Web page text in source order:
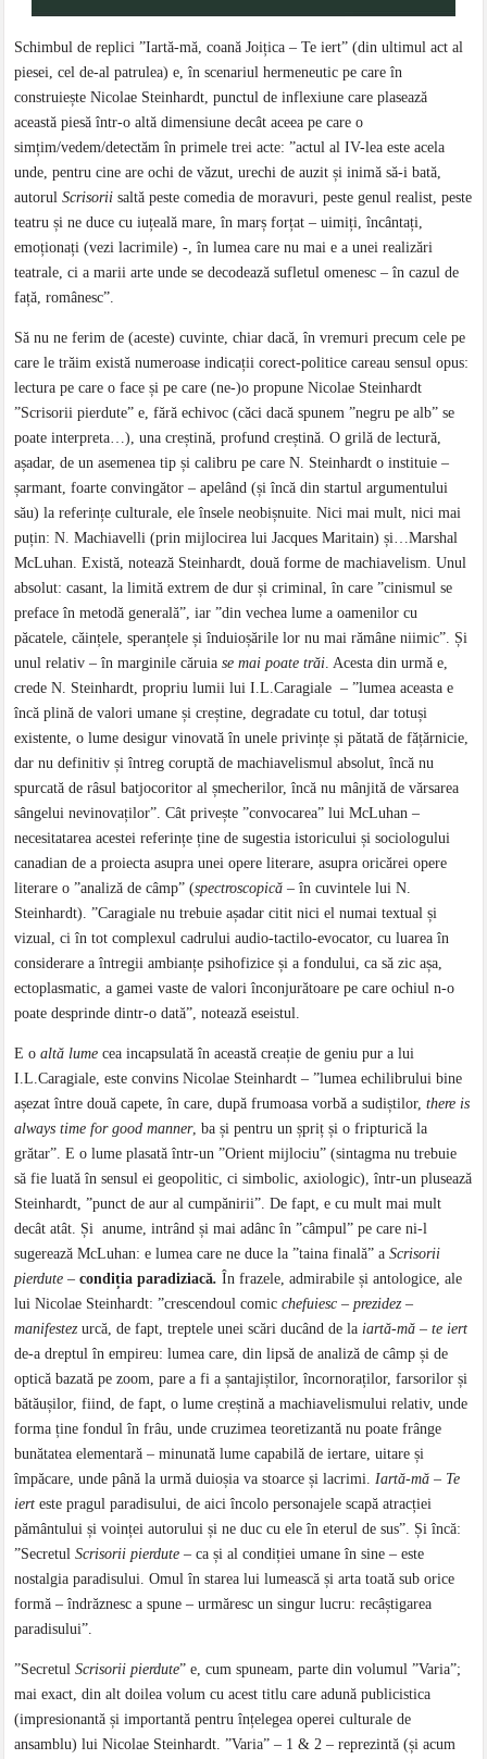
Schimbul de replici ”Iartă-mă, coană Joițica – Te iert” (din ultimul act al
piesei, cel de-al patrulea) e, în scenariul hermeneutic pe care în
construiește Nicolae Steinhardt, punctul de inflexiune care plasează
această piesă într-o altă dimensiune decât aceea pe care o
simțim/vedem/detectăm în primele trei acte: ”actul al IV-lea este acela
unde, pentru cine are ochi de văzut, urechi de auzit și inimă să-i bată,
autorulScrisoriisaltă peste comedia de moravuri, peste genul realist, peste
teatru și ne duce cu iuțeală mare, în marș forțat – uimiți, încântați,
emoționați (vezi lacrimile) -, în lumea care nu mai e a unei realizări
teatrale, ci a marii arte unde se decodează sufletul omenesc – în cazul de
față, românesc”.
Să nu ne ferim de (aceste) cuvinte, chiar dacă, în vremuri precum cele pe
care le trăim există numeroase indicații corect-politice careau sensul opus:
lectura pe care o face și pe care (ne-)o propune Nicolae Steinhardt
”Scrisorii pierdute” e, fără echivoc (căci dacă spunem ”negru pe alb” se
poate interpreta…), una creștină, profund creștină. O grilă de lectură,
așadar, de un asemenea tip și calibru pe care N. Steinhardt o instituie –
șarmant, foarte convingător – apelând (și încă din startul argumentului
său) la referințe culturale, ele însele neobișnuite. Nici mai mult, nici mai
puțin: N. Machiavelli (prin mijlocirea lui Jacques Maritain) și…Marshal
McLuhan. Există, notează Steinhardt, două forme de machiavelism. Unul
absolut: casant, la limită extrem de dur și criminal, în care ”cinismul se
preface în metodă generală”, iar ”din vechea lume a oamenilor cu
păcatele, căințele, speranțele și înduioșările lor nu mai rămâne niimic”. Și
unul relativ – în marginile căruiase mai poate trăi . Acesta din urmă e,
crede N. Steinhardt, propriu lumii lui I.L.Caragiale – ”lumea aceasta e
încă plină de valori umane și creștine, degradate cu totul, dar totuși
existente, o lume desigur vinovată în unele privințe și pătată de fățărnicie,
dar nu definitiv și întreg coruptă de machiavelismul absolut, încă nu
spurcată de râsul batjocoritor al șmecherilor, încă nu mânjită de vărsarea
sângelui nevinovaților”. Cât privește ”convocarea” lui McLuhan –
necesitatarea acestei referințe ține de sugestia istoricului și sociologului
canadian de a proiecta asupra unei opere literare, asupra oricărei opere
literare o ”analiză de câmp” (spectroscopică – în cuvintele lui N.
Steinhardt). ”Caragiale nu trebuie așadar citit nici el numai textual și
vizual, ci în tot complexul cadrului audio-tactilo-evocator, cu luarea în
considerare a întregii ambianțe psihofizice și a fondului, ca să zic așa,
ectoplasmatic, a gamei vaste de valori înconjurătoare pe care ochiul n-o
poate desprinde dintr-o dată”, notează eseistul.
E oaltă lume cea incapsulată în această creație de geniu pur a lui
I.L.Caragiale, este convins Nicolae Steinhardt – ”lumea echilibrului bine
așezat între două capete, în care, după frumoasa vorbă a sudiștilor,there is
always time for good manner, ba și pentru un șpriț și o fripturică la
grătar”. E o lume plasată într-un ”Orient mijlociu” (sintagma nu trebuie
să fie luată în sensul ei geopolitic, ci simbolic, axiologic), într-un plusează
Steinhardt, ”punct de aur al cumpănirii”. De fapt, e cu mult mai mult
decât atât. Și anume, intrând și mai adânc în ”câmpul” pe care ni-l
sugerează McLuhan: e lumea care ne duce la ”taina finală” aScrisorii
pierdute –condiția paradiziacă.În frazele, admirabile și antologice, ale
lui Nicolae Steinhardt: ”crescendoul comicchefuiesc – prezidez –
manifestezurcă, de fapt, treptele unei scări ducând de la iartă-mă – te iert
de-a dreptul în empireu: lumea care, din lipsă de analiză de câmp și de
optică bazată pe zoom, pare a fi a șantajiștilor, încornoraților, farsorilor și
bătăușilor, fiind, de fapt, o lume creștină a machiavelismului relativ, unde
forma ține fondul în frâu, unde cruzimea teoretizantă nu poate frânge
bunătatea elementară – minunată lume capabilă de iertare, uitare și
împăcare, unde până la urmă duioșia va stoarce și lacrimi. Iartă-mă – Te
iert este pragul paradisului, de aici încolo personajele scapă atracției
pământului și voinței autorului și ne duc cu ele în eterul de sus”. Și încă:
”SecretulScrisorii pierdute – ca și al condiției umane în sine – este
nostalgia paradisului. Omul în starea lui lumească și arta toată sub orice
formă – îndrăznesc a spune – urmăresc un singur lucru: recâștigarea
paradisului”.
”SecretulScrisorii pierdute” e, cum spuneam, parte din volumul ”Varia”;
mai exact, din alt doilea volum cu acest titlu care adună publicistica
(impresionantă și importantă pentru înțelegea operei culturale de
ansamblu) lui Nicolae Steinhardt. ”Varia” – 1 & 2 – reprezintă (și acum